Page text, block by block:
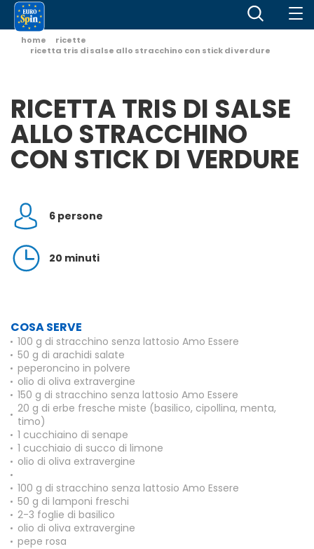
home
ricette
ricetta tris di salse allo stracchino con stick di verdure
RICETTA TRIS DI SALSE
ALLO STRACCHINO
CON STICK DI VERDURE
6 persone
20 minuti
COSA SERVE
100 g di stracchino senza lattosio Amo Essere
50 g di arachidi salate
peperoncino in polvere
olio di oliva extravergine
150 g di stracchino senza lattosio Amo Essere
20 g di erbe fresche miste (basilico, cipollina, menta,
timo)
1 cucchiaino di senape
1 cucchiaio di succo di limone
olio di oliva extravergine
100 g di stracchino senza lattosio Amo Essere
50 g di lamponi freschi
2-3 foglie di basilico
olio di oliva extravergine
pepe rosa